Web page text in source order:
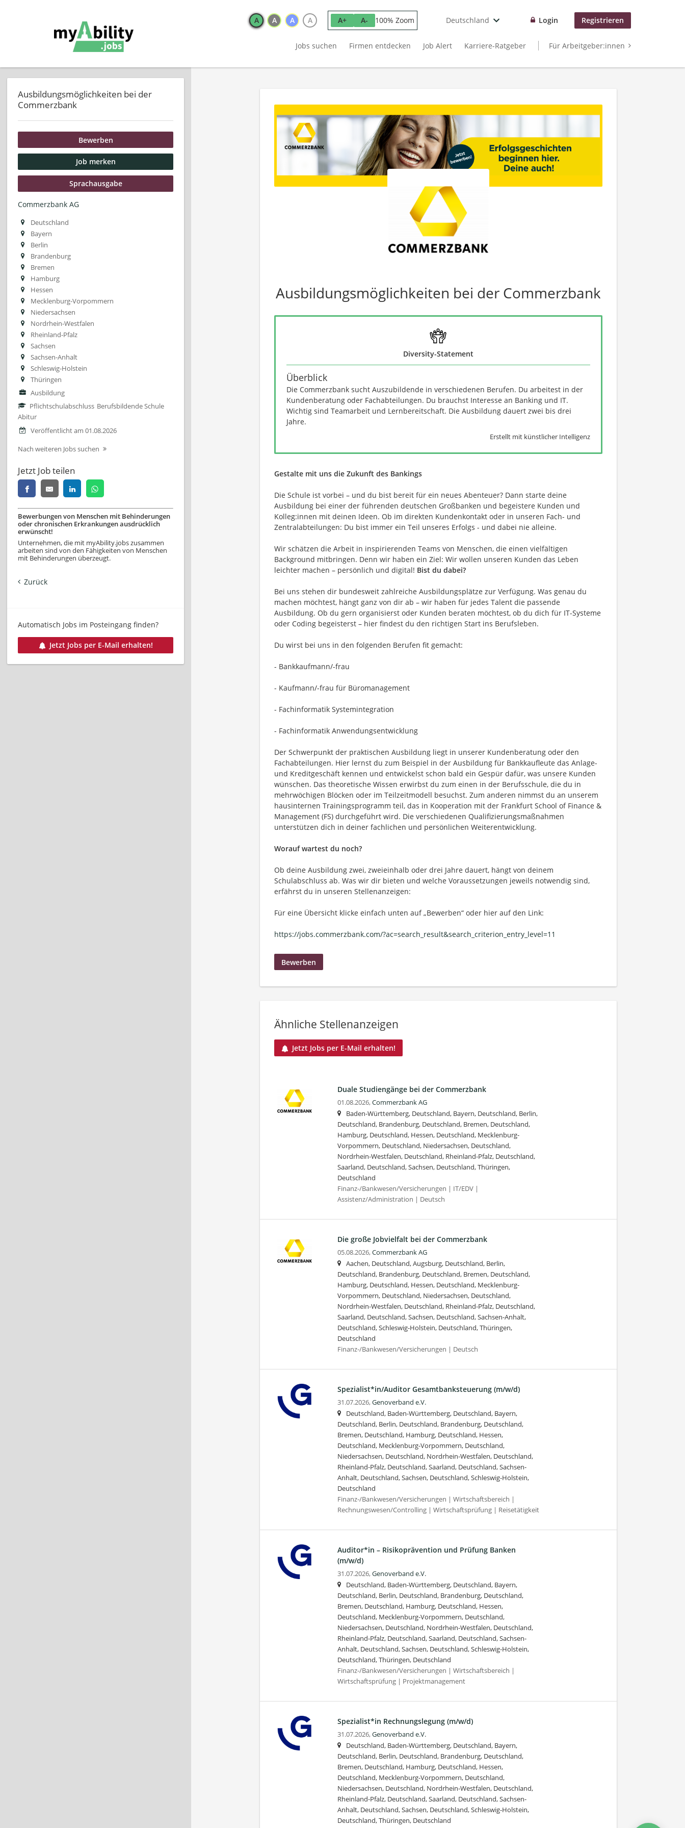
A A A A A+ A- 100% Zoom Deutschland Login Registrieren
Jobs suchen Firmen entdecken Job Alert Karriere-Ratgeber Für Arbeitgeber:innen
Ausbildungsmöglichkeiten bei der
Commerzbank
Bewerben
Job merken
Sprachausgabe
Commerzbank AG
Deutschland
Bayern
Berlin
Brandenburg
Bremen
Hamburg
Hessen
Mecklenburg-Vorpommern
Niedersachsen
Nordrhein-Westfalen
Rheinland-Pfalz
Sachsen
Sachsen-Anhalt
Schleswig-Holstein
Thüringen
Ausbildung
Pflichtschulabschluss Berufsbildende Schule
Abitur
Veröffentlicht am 01.08.2026
Nach weiteren Jobs suchen
Jetzt Job teilen
Bewerbungen von Menschen mit Behinderungen
oder chronischen Erkrankungen ausdrücklich
erwünscht!
Unternehmen, die mit myAbility.jobs zusammen
arbeiten sind von den Fähigkeiten von Menschen
mit Behinderungen überzeugt.
Zurück
Automatisch Jobs im Posteingang finden?
Jetzt Jobs per E-Mail erhalten!
Ausbildungsmöglichkeiten bei der Commerzbank
Diversity-Statement
Überblick
Die Commerzbank sucht Auszubildende in verschiedenen Berufen. Du arbeitest in der
Kundenberatung oder Fachabteilungen. Du brauchst Interesse an Banking und IT.
Wichtig sind Teamarbeit und Lernbereitschaft. Die Ausbildung dauert zwei bis drei
Jahre.
Erstellt mit künstlicher Intelligenz
Gestalte mit uns die Zukunft des Bankings
Die Schule ist vorbei – und du bist bereit für ein neues Abenteuer? Dann starte deine
Ausbildung bei einer der führenden deutschen Großbanken und begeistere Kunden und
Kolleg:innen mit deinen Ideen. Ob im direkten Kundenkontakt oder in unseren Fach- und
Zentralabteilungen: Du bist immer ein Teil unseres Erfolgs - und dabei nie alleine.
Wir schätzen die Arbeit in inspirierenden Teams von Menschen, die einen vielfältigen
Background mitbringen. Denn wir haben ein Ziel: Wir wollen unseren Kunden das Leben
leichter machen – persönlich und digital! Bist du dabei?
Bei uns stehen dir bundesweit zahlreiche Ausbildungsplätze zur Verfügung. Was genau du
machen möchtest, hängt ganz von dir ab – wir haben für jedes Talent die passende
Ausbildung. Ob du gern organisierst oder Kunden beraten möchtest, ob du dich für IT-Systeme
oder Coding begeisterst – hier findest du den richtigen Start ins Berufsleben.
Du wirst bei uns in den folgenden Berufen fit gemacht:
- Bankkaufmann/-frau
- Kaufmann/-frau für Büromanagement
- Fachinformatik Systemintegration
- Fachinformatik Anwendungsentwicklung
Der Schwerpunkt der praktischen Ausbildung liegt in unserer Kundenberatung oder den
Fachabteilungen. Hier lernst du zum Beispiel in der Ausbildung für Bankkaufleute das Anlage-
und Kreditgeschäft kennen und entwickelst schon bald ein Gespür dafür, was unsere Kunden
wünschen. Das theoretische Wissen erwirbst du zum einen in der Berufsschule, die du in
mehrwöchigen Blöcken oder im Teilzeitmodell besuchst. Zum anderen nimmst du an unserem
hausinternen Trainingsprogramm teil, das in Kooperation mit der Frankfurt School of Finance &
Management (FS) durchgeführt wird. Die verschiedenen Qualifizierungsmaßnahmen
unterstützen dich in deiner fachlichen und persönlichen Weiterentwicklung.
Worauf wartest du noch?
Ob deine Ausbildung zwei, zweieinhalb oder drei Jahre dauert, hängt von deinem
Schulabschluss ab. Was wir dir bieten und welche Voraussetzungen jeweils notwendig sind,
erfährst du in unseren Stellenanzeigen:
Für eine Übersicht klicke einfach unten auf „Bewerben“ oder hier auf den Link:
https://jobs.commerzbank.com/?ac=search_result&search_criterion_entry_level=11
Bewerben
Ähnliche Stellenanzeigen
Jetzt Jobs per E-Mail erhalten!
Duale Studiengänge bei der Commerzbank
01.08.2026,Commerzbank AG
Baden-Württemberg, Deutschland, Bayern, Deutschland, Berlin,
Deutschland, Brandenburg, Deutschland, Bremen, Deutschland,
Hamburg, Deutschland, Hessen, Deutschland, Mecklenburg-
Vorpommern, Deutschland, Niedersachsen, Deutschland,
Nordrhein-Westfalen, Deutschland, Rheinland-Pfalz, Deutschland,
Saarland, Deutschland, Sachsen, Deutschland, Thüringen,
Deutschland
Finanz-/Bankwesen/Versicherungen | IT/EDV |
Assistenz/Administration | Deutsch
Die große Jobvielfalt bei der Commerzbank
05.08.2026,Commerzbank AG
Aachen, Deutschland, Augsburg, Deutschland, Berlin,
Deutschland, Brandenburg, Deutschland, Bremen, Deutschland,
Hamburg, Deutschland, Hessen, Deutschland, Mecklenburg-
Vorpommern, Deutschland, Niedersachsen, Deutschland,
Nordrhein-Westfalen, Deutschland, Rheinland-Pfalz, Deutschland,
Saarland, Deutschland, Sachsen, Deutschland, Sachsen-Anhalt,
Deutschland, Schleswig-Holstein, Deutschland, Thüringen,
Deutschland
Finanz-/Bankwesen/Versicherungen | Deutsch
Spezialist*in/Auditor Gesamtbanksteuerung (m/w/d)
31.07.2026,Genoverband e.V.
Deutschland, Baden-Württemberg, Deutschland, Bayern,
Deutschland, Berlin, Deutschland, Brandenburg, Deutschland,
Bremen, Deutschland, Hamburg, Deutschland, Hessen,
Deutschland, Mecklenburg-Vorpommern, Deutschland,
Niedersachsen, Deutschland, Nordrhein-Westfalen, Deutschland,
Rheinland-Pfalz, Deutschland, Saarland, Deutschland, Sachsen-
Anhalt, Deutschland, Sachsen, Deutschland, Schleswig-Holstein,
Deutschland
Finanz-/Bankwesen/Versicherungen | Wirtschaftsbereich |
Rechnungswesen/Controlling | Wirtschaftsprüfung | Reisetätigkeit
Auditor*in – Risikoprävention und Prüfung Banken
(m/w/d)
31.07.2026,Genoverband e.V.
Deutschland, Baden-Württemberg, Deutschland, Bayern,
Deutschland, Berlin, Deutschland, Brandenburg, Deutschland,
Bremen, Deutschland, Hamburg, Deutschland, Hessen,
Deutschland, Mecklenburg-Vorpommern, Deutschland,
Niedersachsen, Deutschland, Nordrhein-Westfalen, Deutschland,
Rheinland-Pfalz, Deutschland, Saarland, Deutschland, Sachsen-
Anhalt, Deutschland, Sachsen, Deutschland, Schleswig-Holstein,
Deutschland, Thüringen, Deutschland
Finanz-/Bankwesen/Versicherungen | Wirtschaftsbereich |
Wirtschaftsprüfung | Projektmanagement
Spezialist*in Rechnungslegung (m/w/d)
31.07.2026,Genoverband e.V.
Deutschland, Baden-Württemberg, Deutschland, Bayern,
Deutschland, Berlin, Deutschland, Brandenburg, Deutschland,
Bremen, Deutschland, Hamburg, Deutschland, Hessen,
Deutschland, Mecklenburg-Vorpommern, Deutschland,
Niedersachsen, Deutschland, Nordrhein-Westfalen, Deutschland,
Rheinland-Pfalz, Deutschland, Saarland, Deutschland, Sachsen-
Anhalt, Deutschland, Sachsen, Deutschland, Schleswig-Holstein,
Deutschland, Thüringen, Deutschland